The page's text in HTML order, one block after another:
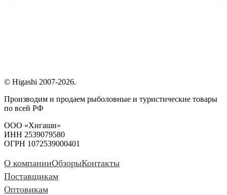
© Higashi 2007-2026.
Производим и продаем рыболовные и туристические товары
по всей РФ
ООО «Хигаши»
ИНН 2539079580
ОГРН 1072539000401
О компанииОбзорыКонтакты
Поставщикам
Оптовикам